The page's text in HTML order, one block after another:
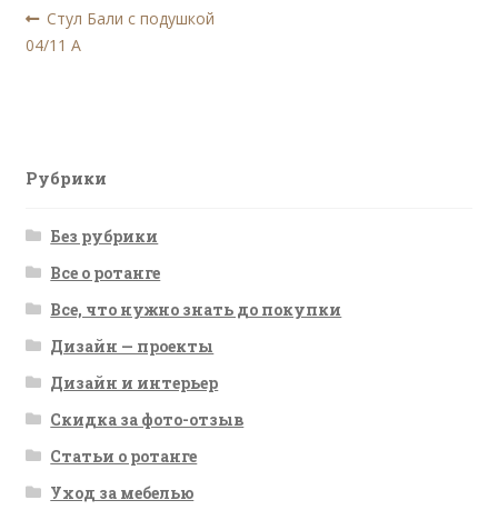
Навигация
по
Предыдущая
запись:
Стул Бали с подушкой
04/11 A
Рубрики
Без рубрики
Все о ротанге
Все, что нужно знать до покупки
Дизайн — проекты
Дизайн и интерьер
Скидка за фото-отзыв
Статьи о ротанге
Уход за мебелью